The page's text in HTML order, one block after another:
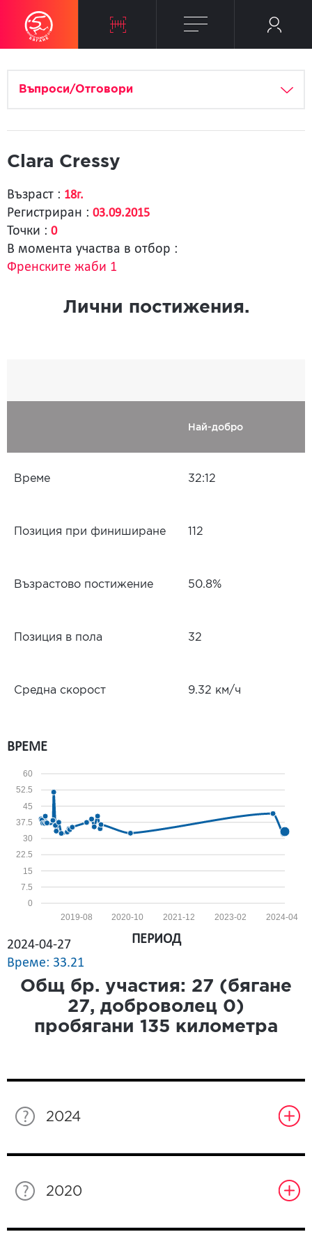
Въпроси/Отговори
Clara Cressy
Възраст : 18г.
Регистриран : 03.09.2015
Точки : 0
В момента участва в отбор :
Френските жаби 1
Лични постижения.
Най-добро
Време 32:12
Позиция при финиширане 112
Възрастово постижение 50.8%
Позиция в пола 32
Средна скорост 9.32 км/ч
ВРЕМЕ
0
7.5
15
22.5
30
37.5
45
52.5
60
2024-04
2023-02
2021-12
2020-10
2019-08
2024-04-27
Време: 33.21
ПЕРИОД
Общ бр. участия: 27 (бягане
27, доброволец 0)
пробягани 135 километра
2024
2020